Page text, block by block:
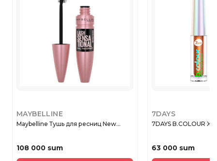
MAYBELLINE
Maybelline Тушь для ресниц New...
108 000 sum
7DAYS
7DAYS B.COLOUR
63 000 sum